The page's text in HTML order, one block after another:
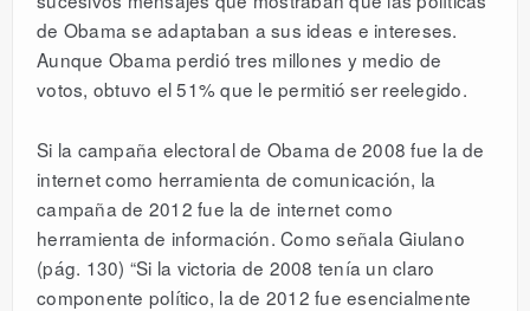
de Obama se adaptaban a sus ideas e intereses.
Aunque Obama perdió tres millones y medio de
votos, obtuvo el 51% que le permitió ser reelegido.
Si la campaña electoral de Obama de 2008 fue la de
internet como herramienta de comunicación, la
campaña de 2012 fue la de internet como
herramienta de información. Como señala Giulano
(pág. 130) “Si la victoria de 2008 tenía un claro
componente político, la de 2012 fue esencialmente